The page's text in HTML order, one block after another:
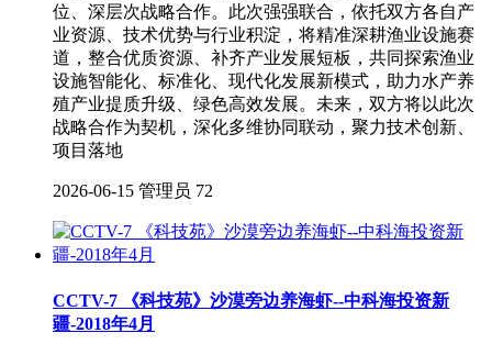
位、深层次战略合作。此次强强联合，依托双方各自产
业资源、技术优势与行业积淀，将精准深耕渔业设施赛
道，整合优质资源、补齐产业发展短板，共同探索渔业
设施智能化、标准化、现代化发展新模式，助力水产养
殖产业提质升级、绿色高效发展。未来，双方将以此次
战略合作为契机，深化多维协同联动，聚力技术创新、
项目落地
2026-06-15 管理员 72
CCTV-7 《科技苑》沙漠旁边养海虾--中科海投资新
疆-2018年4月